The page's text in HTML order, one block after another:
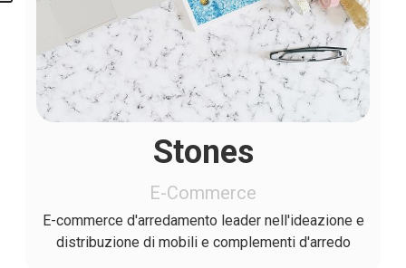
Stones
E-Commerce
E-commerce d'arredamento leader nell'ideazione e
distribuzione di mobili e complementi d'arredo